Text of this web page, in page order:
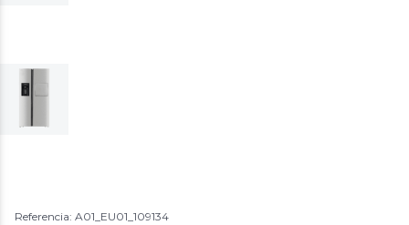
Referencia: A01_EU01_109134